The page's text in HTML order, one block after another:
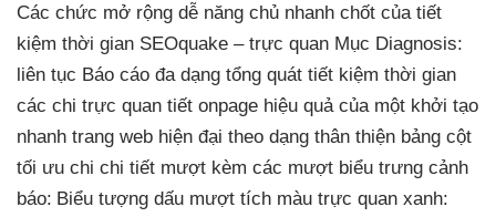
Các chức mở rộng dễ năng chủ nhanh chốt của tiết
kiệm thời gian SEOquake – trực quan Mục Diagnosis:
liên tục Báo cáo đa dạng tổng quát tiết kiệm thời gian
các chi trực quan tiết onpage hiệu quảcủa một khởi tạo
nhanh trang web hiện đại theo dạng thân thiện bảng cột
tối ưu chi chi tiết mượt kèm các mượt biểu trưng cảnh
báo: Biểu tượng dấu mượt tích màu trực quan xanh: